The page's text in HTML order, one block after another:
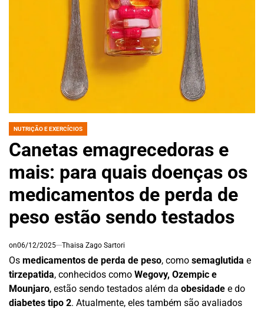
POSTED
NUTRIÇÃO E EXERCÍCIOS
Canetas emagrecedoras e
mais: para quais doenças os
medicamentos de perda de
peso estão sendo testados
on06/12/2025 Thaisa Zago Sartori
Os medicamentos de perda de peso, como semaglutida e
tirzepatida, conhecidos como Wegovy, Ozempic e
Mounjaro, estão sendo testados além da obesidade e do
diabetes tipo 2. Atualmente, eles também são avaliados